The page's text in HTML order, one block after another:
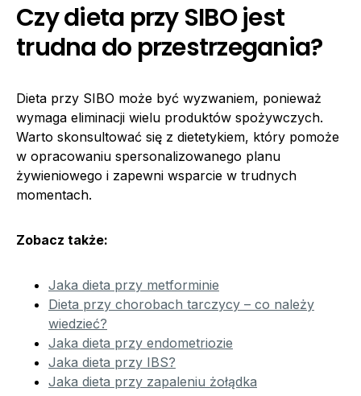
Czy dieta przy SIBO jest
trudna do przestrzegania?
Dieta przy SIBO może być wyzwaniem, ponieważ
wymaga eliminacji wielu produktów spożywczych.
Warto skonsultować się z dietetykiem, który pomoże
w opracowaniu spersonalizowanego planu
żywieniowego i zapewni wsparcie w trudnych
momentach.
Zobacz także:
Jaka dieta przy metforminie
Dieta przy chorobach tarczycy – co należy
wiedzieć?
Jaka dieta przy endometriozie
Jaka dieta przy IBS?
Jaka dieta przy zapaleniu żołądka